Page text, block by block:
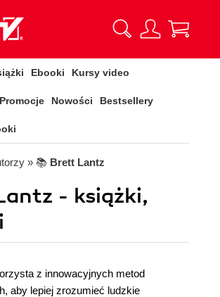
Ebooki Kursy video
Promocje Nowości Bestsellery
» 📚 Brett Lantz
- książki,
z innowacyjnych metod
aby lepiej zrozumieć ludzkie